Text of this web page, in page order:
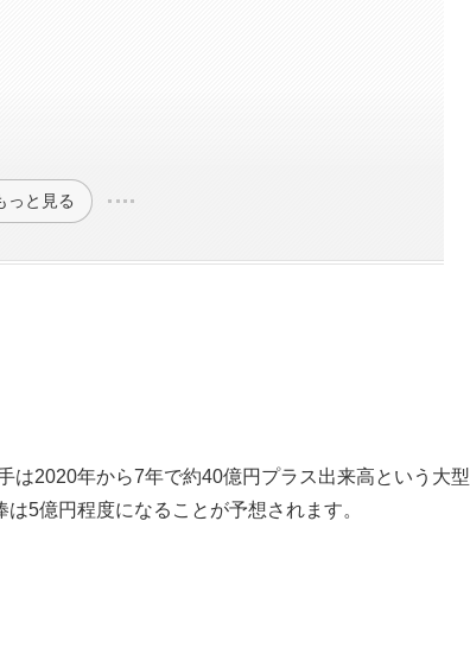
っと見る
は2020年から7年で約40億円プラス出来高という大型
5億円程度になることが予想されます。